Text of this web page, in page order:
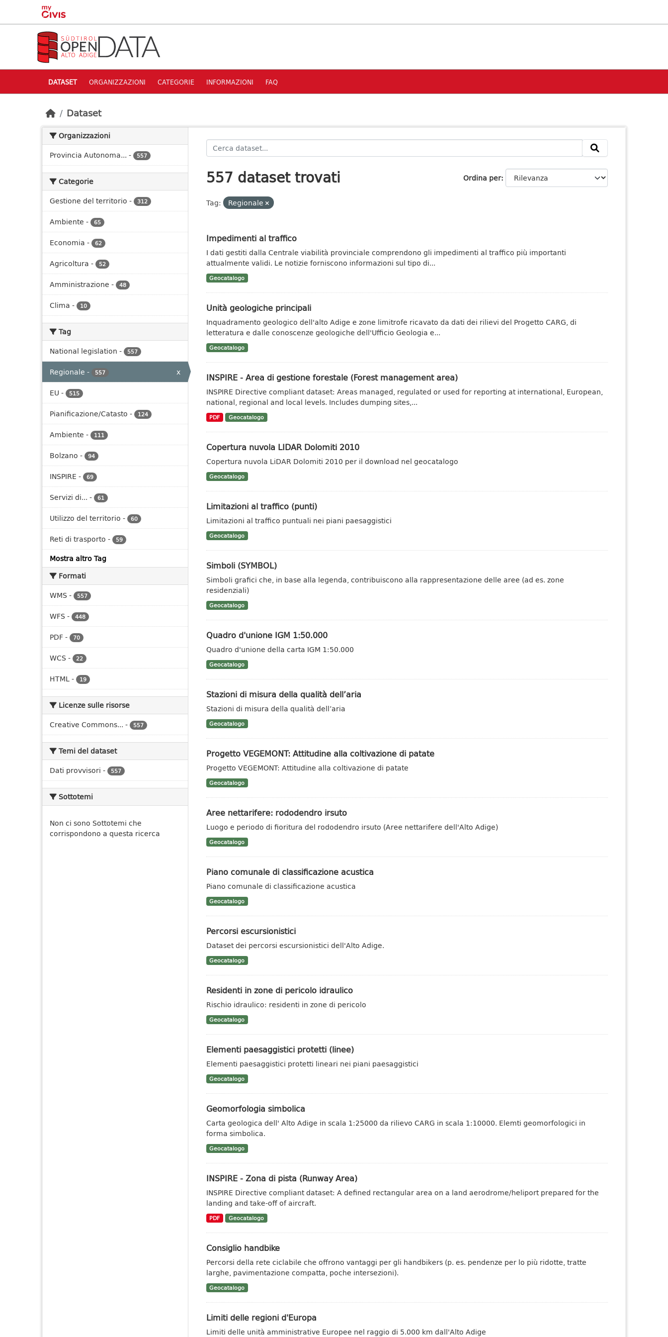
Skip to main content
DATASET ORGANIZZAZIONI CATEGORIE INFORMAZIONI FAQ
Dataset
Organizzazioni
Provincia Autonoma... - 557
Categorie
Gestione del territorio - 312
Ambiente - 65
Economia - 62
Agricoltura - 52
Amministrazione - 48
Clima - 10
Tag
National legislation - 557
Regionale - 557
x
EU - 515
Pianificazione/Catasto - 124
Ambiente - 111
Bolzano - 94
INSPIRE - 69
Servizi di... - 61
Utilizzo del territorio - 60
Reti di trasporto - 59
Mostra altro Tag
Formati
WMS - 557
WFS - 448
PDF- 70
WCS - 22
HTML- 19
Licenze sulle risorse
Creative Commons... - 557
Temi del dataset
Dati provvisori - 557
Sottotemi
Non ci sono Sottotemi che
corrispondono a questa ricerca
Ordina per
557 dataset trovati
Tag: Regionale
Impedimenti al traffico
I dati gestiti dalla Centrale viabilità provinciale comprendono gli impedimenti al traffico più importanti
attualmente validi. Le notizie forniscono informazioni sul tipo di...
Geocatalogo
Unità geologiche principali
Inquadramento geologico dell'alto Adige e zone limitrofe ricavato da dati dei rilievi del Progetto CARG, di
letteratura e dalle conoscenze geologiche dell'Ufficio Geologia e...
Geocatalogo
INSPIRE - Area di gestione forestale (Forest management area)
INSPIRE Directive compliant dataset: Areas managed, regulated or used for reporting at international, European,
national, regional and local levels. Includes dumping sites,...
PDF Geocatalogo
Copertura nuvola LIDAR Dolomiti 2010
Copertura nuvola LiDAR Dolomiti 2010 per il download nel geocatalogo
Geocatalogo
Limitazioni al traffico (punti)
Limitazioni al traffico puntuali nei piani paesaggistici
Geocatalogo
Simboli (SYMBOL)
Simboli grafici che, in base alla legenda, contribuiscono alla rappresentazione delle aree (ad es. zone
residenziali)
Geocatalogo
Quadro d'unione IGM 1:50.000
Quadro d'unione della carta IGM 1:50.000
Geocatalogo
Stazioni di misura della qualità dell’aria
Stazioni di misura della qualità dell’aria
Geocatalogo
Progetto VEGEMONT: Attitudine alla coltivazione di patate
Progetto VEGEMONT: Attitudine alla coltivazione di patate
Geocatalogo
Aree nettarifere: rododendro irsuto
Luogo e periodo di fioritura del rododendro irsuto (Aree nettarifere dell'Alto Adige)
Geocatalogo
Piano comunale di classificazione acustica
Piano comunale di classificazione acustica
Geocatalogo
Percorsi escursionistici
Dataset dei percorsi escursionistici dell'Alto Adige.
Geocatalogo
Residenti in zone di pericolo idraulico
Rischio idraulico: residenti in zone di pericolo
Geocatalogo
Elementi paesaggistici protetti (linee)
Elementi paesaggistici protetti lineari nei piani paesaggistici
Geocatalogo
Geomorfologia simbolica
Carta geologica dell' Alto Adige in scala 1:25000 da rilievo CARG in scala 1:10000. Elemti geomorfologici in
forma simbolica.
Geocatalogo
INSPIRE - Zona di pista (Runway Area)
INSPIRE Directive compliant dataset: A defined rectangular area on a land aerodrome/heliport prepared for the
landing and take-off of aircraft.
PDF Geocatalogo
Consiglio handbike
Percorsi della rete ciclabile che offrono vantaggi per gli handbikers (p. es. pendenze per lo più ridotte, tratte
larghe, pavimentazione compatta, poche intersezioni).
Geocatalogo
Limiti delle regioni d'Europa
Limiti delle unità amministrative Europee nel raggio di 5.000 km dall'Alto Adige